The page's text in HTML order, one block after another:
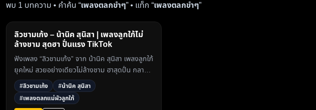
พบ 1 บทความ • คำค้น “เพลงตลกขำๆ” • แท็ก “เพลงตลกขำๆ”
ลิวชามเก้ง – น้านิค สุนิสา | เพลงลูกใภ้ไม่
ล้างชาม สุดฮา ปั่นแรง TikTok
ฟังเพลง “ลิวชามเก้ง” จาก น้านิค สุนิสา เพลงลูกใภ้
ยุคใหม่ สวยอย่างเดียวไม่ล้างชาม ฮาสุดปั่น กลาย
เป็นไวรัลบน TikTok และ YouTube ห้ามพลาด!3
#ลิวชามเก้ง
#น้านิค สุนิสา
#เพลงตลกแม่ผัวลูกใภ้